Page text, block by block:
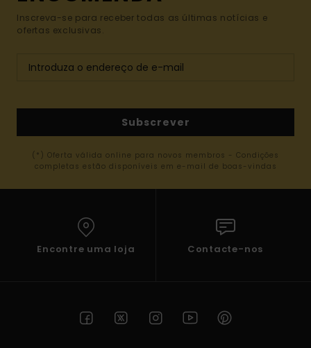
Inscreva-se para receber todas as últimas notícias e
ofertas exclusivas.
Subscrever
(*) Oferta válida online para novos membros - Condições
completas estão disponíveis em e-mail de boas-vindas
Encontre uma loja Contacte-nos